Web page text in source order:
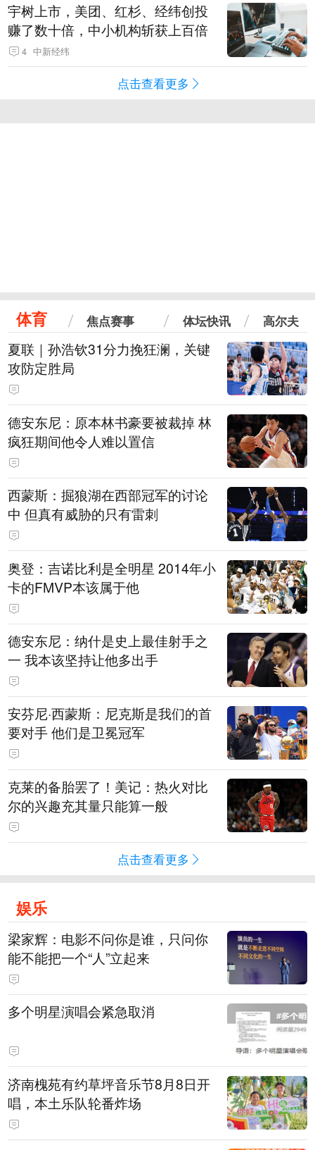
宇树上市，美团、红杉、经纬创投
赚了数十倍，中小机构斩获上百倍
4 中新经纬
点击查看更多
体育 焦点赛事 体坛快讯 高尔夫
夏联｜孙浩钦31分力挽狂澜，关键
攻防定胜局
德安东尼：原本林书豪要被裁掉 林
疯狂期间他令人难以置信
西蒙斯：掘狼湖在西部冠军的讨论
中 但真有威胁的只有雷刺
奥登：吉诺比利是全明星 2014年小
卡的FMVP本该属于他
德安东尼：纳什是史上最佳射手之
一 我本该坚持让他多出手
安芬尼·西蒙斯：尼克斯是我们的首
要对手 他们是卫冕冠军
克莱的备胎罢了！美记：热火对比
尔的兴趣充其量只能算一般
点击查看更多
娱乐
梁家辉：电影不问你是谁，只问你
能不能把一个“人”立起来
多个明星演唱会紧急取消
济南槐苑有约草坪音乐节8月8日开
唱，本土乐队轮番炸场